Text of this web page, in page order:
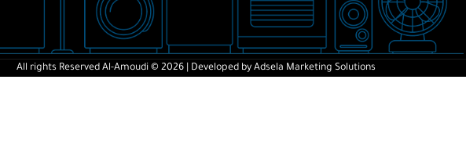
All rights Reserved Al-Amoudi © 2026 | Developed by Adsela Marketing Solutions